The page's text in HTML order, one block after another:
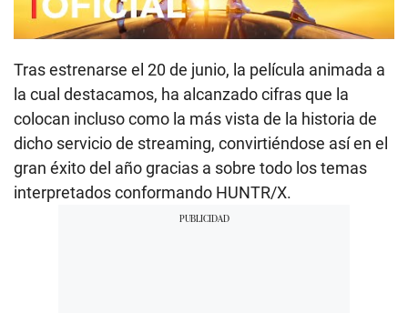
Tras estrenarse el 20 de junio, la película animada a
la cual destacamos, ha alcanzado cifras que la
colocan incluso como la más vista de la historia de
dicho servicio de streaming, convirtiéndose así en el
gran éxito del año gracias a sobre todo los temas
interpretados conformando HUNTR/X.